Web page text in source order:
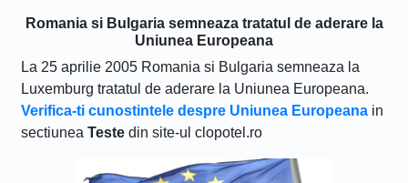
Romania si Bulgaria semneaza tratatul de aderare la
Uniunea Europeana
La 25 aprilie 2005 Romania si Bulgaria semneaza la
Luxemburg tratatul de aderare la Uniunea Europeana.
Verifica-ti cunostintele despre Uniunea Europeana in
sectiunea Teste din site-ul clopotel.ro